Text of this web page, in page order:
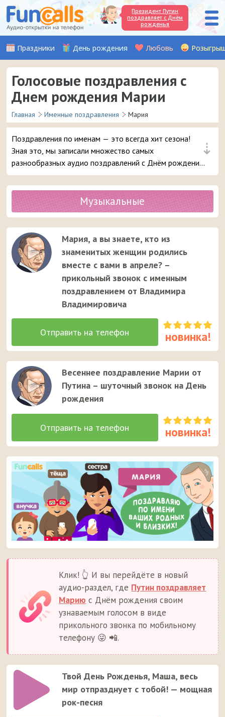
Президент Путин
поздравляет с Днём
рожденья
Праздники День рождения Любовь
Голосовые поздравления с
Днем рождения Марии
Главная Именные поздравления Мария
⇣
Поздравления по именам — это всегда хит сезона!
Зная это, мы записали множество самых
разнообразных аудио поздравлений с Днём рождения,
чтобы вы могли с выдумкой поздравить вашу подругу
или знакомую с именем Мария. Выбирайте лучшее
поздравление и в 3 клика отправляйте его на телефон
девушке.
Музыкальные
Мария, а вы знаете, кто из
знаменитых женщин родились
вместе с вами в апреле? –
прикольный звонок с именным
поздравлением от Владимира
Владимировича
Весеннее поздравление Марии от
Путина – шуточный звонок на День
рождения
Клик! 👆 И вы перейдёте в новый
аудио-раздел, где Путин поздравляет
Марию с Днём рождения своим
узнаваемым голосом в виде
прикольного звонка по мобильному
телефону 😜 📲.
Твой День Рожденья, Маша, весь
мир отпразднует с тобой! — мощная
рок-песня